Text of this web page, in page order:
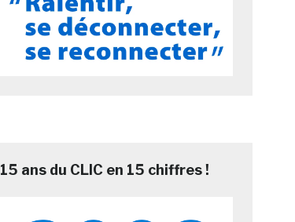
15 ans du CLIC en 15 chiffres !